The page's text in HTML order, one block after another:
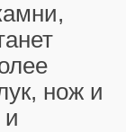
нож и
и